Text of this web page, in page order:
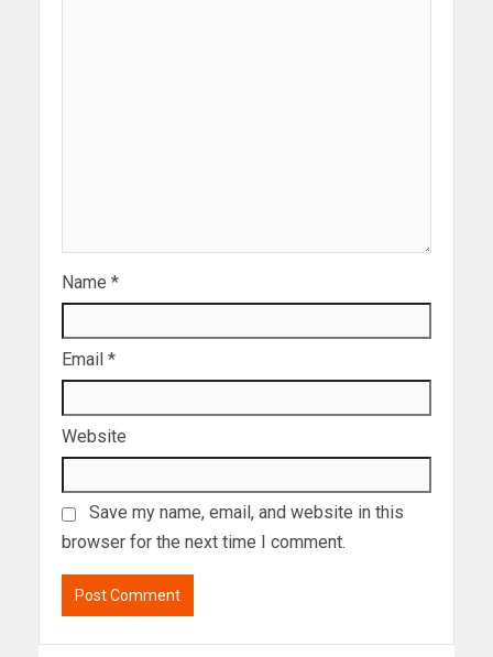
Name *
Email *
Website
Save my name, email, and website in this
browser for the next time I comment.